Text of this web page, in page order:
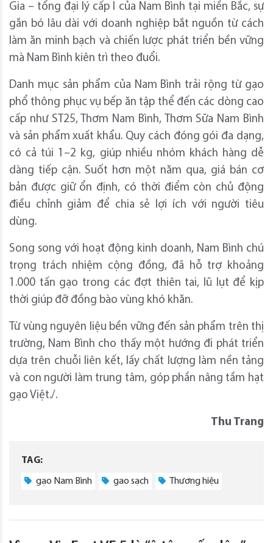
Gia – tổng đại lý cấp I của Nam Bình tại miền Bắc, sự
gắn bó lâu dài với doanh nghiệp bắt nguồn từ cách
làm ăn minh bạch và chiến lược phát triển bền vững
mà Nam Bình kiên trì theo đuổi.
Danh mục sản phẩm của Nam Bình trải rộng từ gạo
phổ thông phục vụ bếp ăn tập thể đến các dòng cao
cấp như ST25, Thơm Nam Bình, Thơm Sữa Nam Bình
và sản phẩm xuất khẩu. Quy cách đóng gói đa dạng,
có cả túi 1–2 kg, giúp nhiều nhóm khách hàng dễ
dàng tiếp cận. Suốt hơn một năm qua, giá bán cơ
bản được giữ ổn định, có thời điểm còn chủ động
điều chỉnh giảm để chia sẻ lợi ích với người tiêu
dùng.
Song song với hoạt động kinh doanh, Nam Bình chú
trọng trách nhiệm cộng đồng, đã hỗ trợ khoảng
1.000 tấn gạo trong các đợt thiên tai, lũ lụt để kịp
thời giúp đỡ đồng bào vùng khó khăn.
Từ vùng nguyên liệu bền vững đến sản phẩm trên thị
trường, Nam Bình cho thấy một hướng đi phát triển
dựa trên chuỗi liên kết, lấy chất lượng làm nền tảng
và con người làm trung tâm, góp phần nâng tầm hạt
gạo Việt./.
Thu Trang
TAG:
gạo Nam Bình gao sạch Thương hiệu